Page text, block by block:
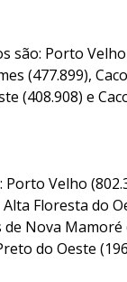
são: Porto
(477.899),
(408.908) e
Velho
Floresta do
Nova Mamoré
do Oeste